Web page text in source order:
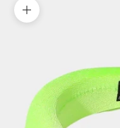
Zoom picture